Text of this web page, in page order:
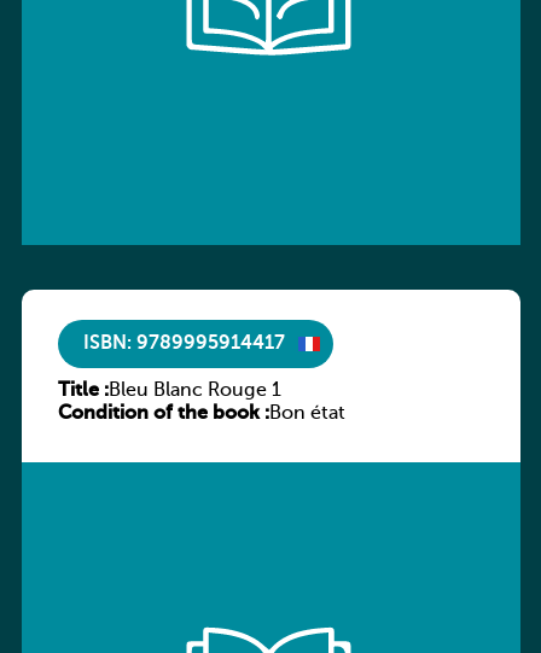
ISBN: 9789995914417
Title :Bleu Blanc Rouge 1
Condition of the book :Bon état